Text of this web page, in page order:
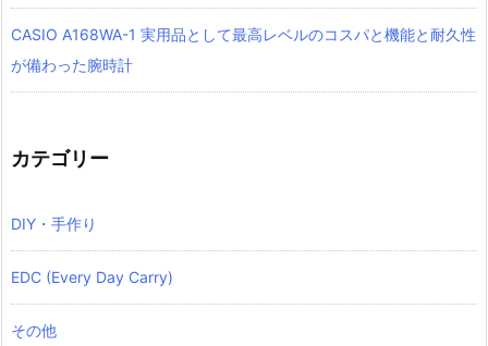
CASIO A168WA-1 実用品として最高レベルのコスパと機能と耐久性
が備わった腕時計
カテゴリー
DIY・手作り
EDC (Every Day Carry)
その他